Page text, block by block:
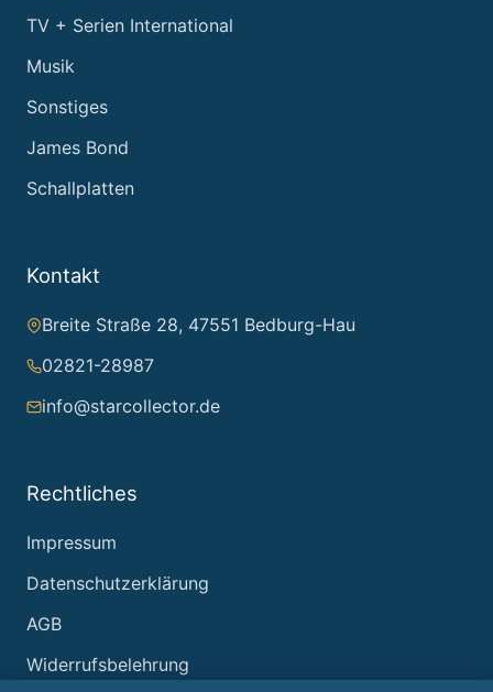
TV + Serien International
Musik
Sonstiges
James Bond
Schallplatten
Kontakt
Breite Straße 28, 47551 Bedburg-Hau
02821-28987
info@starcollector.de
Rechtliches
Impressum
Datenschutzerklärung
AGB
Widerrufsbelehrung